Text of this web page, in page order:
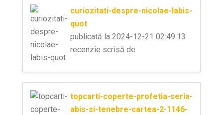
curiozitati-despre-nicolae-labis-
quot
publicată la 2024-12-21 02:49:13
recenzie scrisă de
topcarti-coperte-profetia-seria-
abis-si-tenebre-cartea-2-1146-